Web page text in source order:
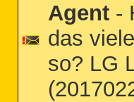
Agent -
das
so? LG